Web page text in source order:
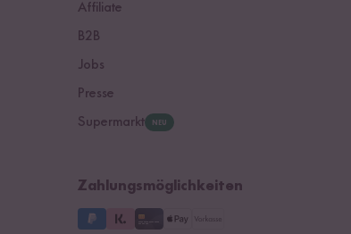
Affiliate
B2B
Jobs
Presse
Supermarkt
NEU
Zahlungsmöglichkeiten